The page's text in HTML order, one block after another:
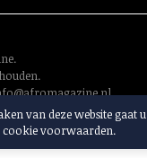
van deze website gaat u
voorwaarden.